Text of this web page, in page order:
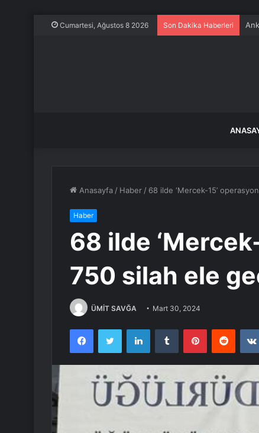
Cumartesi, Ağustos 8 2026 Son Dakika Haberleri
Anasayfa / Haber / 68 ilde ‘Mercek-15’
Haber
68 ilde
750 silah ele
ÜMİT SAVĞA Mart 30, 2024
FacebookTwitter LinkedInTumblr PinterestReddit